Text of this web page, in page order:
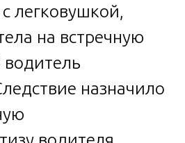
легковушкой,
на встречную
водитель
назначило